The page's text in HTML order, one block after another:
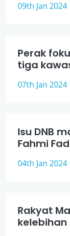
09th Jan 2024
Perak
tiga
07th Jan 2024
Isu DNB
Fahmi
04th Jan 2024
Rakyat
kelebihan